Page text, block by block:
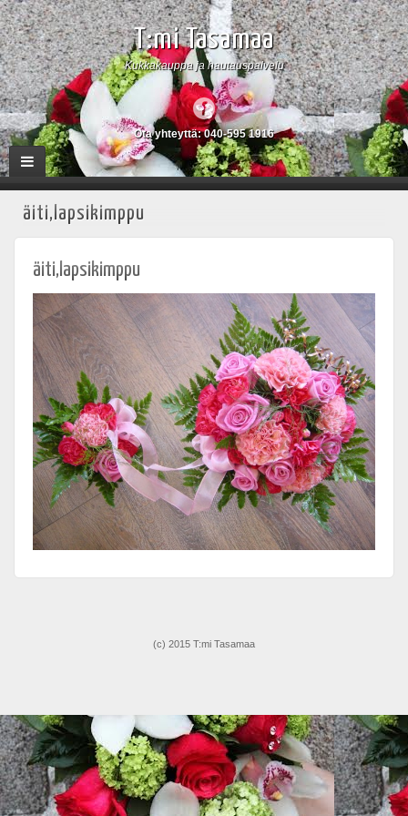
T:mi Tasamaa
Kukkakauppa ja hautauspalvelu
Ota yhteyttä: 040-595 1916
äiti,lapsikimppu
äiti,lapsikimppu
(c) 2015 T:mi Tasamaa